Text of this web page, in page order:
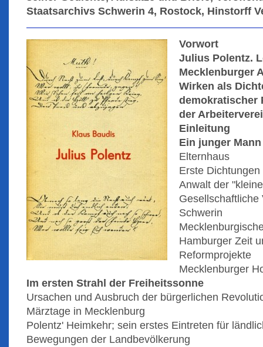
Staatsarchivs Schwerin 4, Rostock, Hinstorff
Vorwort
Julius Polentz.
Mecklenburger
Wirken als
demokratischer
der
Einleitung
Ein junger
Elternhaus
Erste Dichtungen
Anwalt der
Gesellschaftliche
Schwerin
Hamburger Zeit
Reformprojekte
Mecklenburger
Im ersten Strahl der Freiheitssonne
Ursachen und Ausbruch der bürgerlichen
Märztage in Mecklenburg
Polentz' Heimkehr; sein erstes Eintreten für
Bewegungen der Landbevölkerung